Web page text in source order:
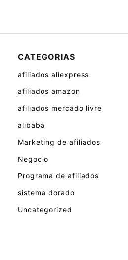
CATEGORIAS
afiliados aliexpress
afiliados amazon
afiliados mercado livre
alibaba
Marketing de afiliados
Negocio
Programa de afiliados
sistema dorado
Uncategorized